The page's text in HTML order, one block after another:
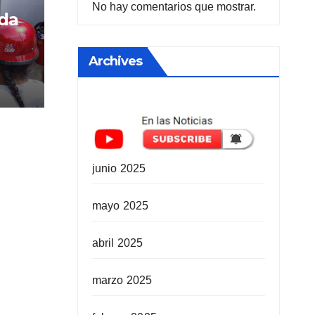
No hay comentarios que mostrar.
Archives
junio 2025
mayo 2025
abril 2025
marzo 2025